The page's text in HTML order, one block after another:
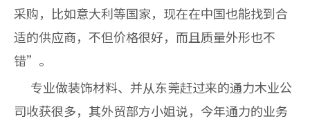
采购，比如意大利等国家，现在在中国也能找到合
适的供应商，不但价格很好，而且质量外形也不
错”。
专业做装饰材料、并从东莞赶过来的通力木业公
司收获很多，其外贸部方小姐说，今年通力的业务